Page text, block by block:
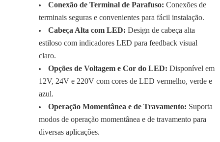
Conexão de Terminal de Parafuso: Conexões de
terminais seguras e convenientes para fácil instalação.
Cabeça Alta com LED: Design de cabeça alta
estiloso com indicadores LED para feedback visual
claro.
Opções de Voltagem e Cor do LED: Disponível em
12V, 24V e 220V com cores de LED vermelho, verde e
azul.
Operação Momentânea e de Travamento: Suporta
modos de operação momentânea e de travamento para
diversas aplicações.